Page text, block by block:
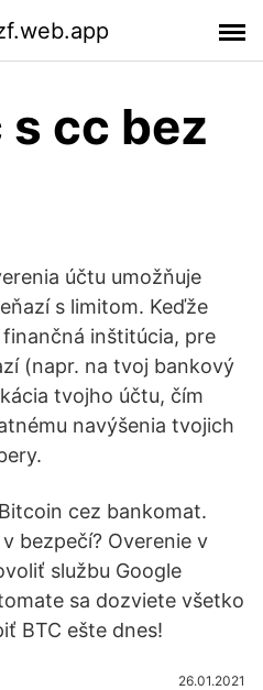
cc bez
účtu umožňuje
s limitom. Keďže
inštitúcia, pre
(napr. na tvoj bankový
tvojho účtu, čím
navýšenia tvojich
cez bankomat.
bezpečí? Overenie v
službu Google
sa dozviete všetko
BTC ešte dnes!
26.01.2021